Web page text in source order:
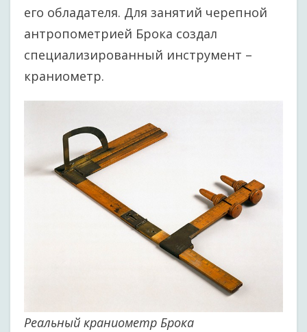
его обладателя. Для занятий черепной
антропометрией Брока создал
специализированный инструмент –
краниометр.
Реальный краниометр Брока